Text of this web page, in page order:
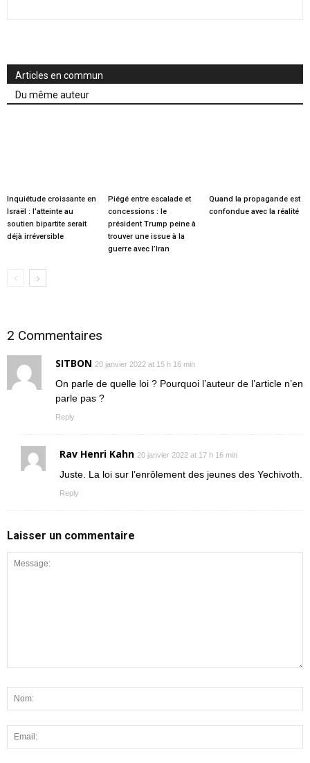
Articles en commun
Du même auteur
Inquiétude croissante en
Israël : l’atteinte au
soutien bipartite serait
déjà irréversible
Piégé entre escalade et
concessions : le
président Trump peine à
trouver une issue à la
guerre avec l’Iran
Quand la propagande est
confondue avec la réalité
2 Commentaires
SITBON 20 janvier 2022 at 15 h 16 min
On parle de quelle loi ? Pourquoi l’auteur de l’article n’en
parle pas ?
Reply
Rav Henri Kahn 20 janvier 2022 at 17 h 16 min
Juste. La loi sur l’enrôlement des jeunes des Yechivoth.
Reply
Laisser un commentaire